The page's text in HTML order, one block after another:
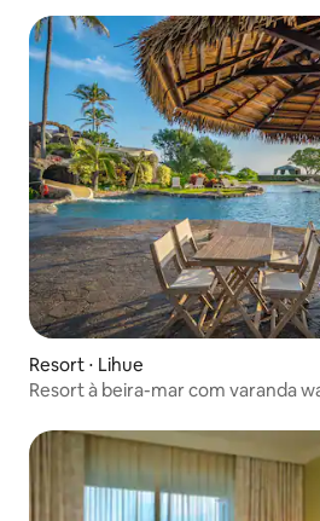
Resort ⋅ Lihue
Resort à beira-mar com varanda